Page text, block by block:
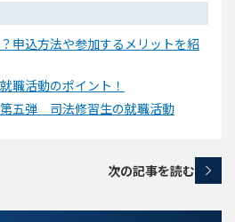
申込方法や参加するメリットを紹
職活動のポイント！
五弾 司法修習生の就職活動
次の記事を読む